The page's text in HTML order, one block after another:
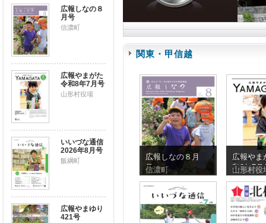
広報しなの８
月号
信濃町
広報やまがた
令和8年7月号
山形村役場
いいづな通信
2026年8月号
飯綱町
広報やまゆり
421号
関東・甲信越
広報しなの８月
号
信濃町
広報やま
和8年7月
山形村役